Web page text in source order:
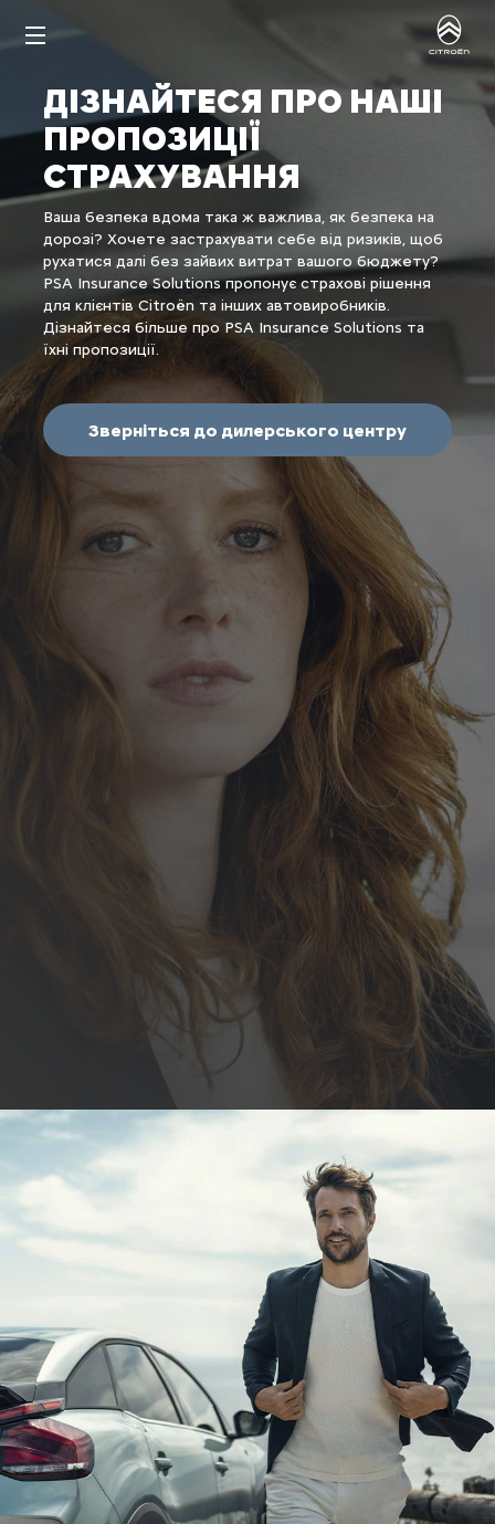
ДІЗНАЙТЕСЯ ПРО НАШІ
ПРОПОЗИЦІЇ
СТРАХУВАННЯ
Ваша безпека вдома така ж важлива, як безпека на
дорозі? Хочете застрахувати себе від ризиків, щоб
рухатися далі без зайвих витрат вашого бюджету?
PSA Insurance Solutions пропонує страхові рішення
для клієнтів Citroën та інших автовиробників.
Дізнайтеся більше про PSA Insurance Solutions та
їхні пропозиції.
Зверніться до дилерського центру